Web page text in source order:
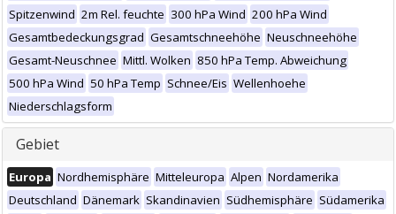
Spitzenwind 2m Rel. feuchte 300 hPa Wind 200 hPa Wind
Gesamtbedeckungsgrad Gesamtschneehöhe Neuschneehöhe
Gesamt-Neuschnee Mittl. Wolken 850 hPa Temp. Abweichung
500 hPa Wind 50 hPa Temp Schnee/Eis Wellenhoehe
Niederschlagsform
Gebiet
Europa Nordhemisphäre Mitteleuropa Alpen Nordamerika
Deutschland Dänemark Skandinavien Südhemisphäre Südamerika